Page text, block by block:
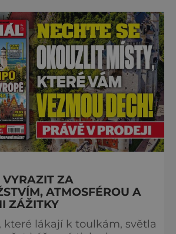
pronáší Gaius Julius
vě
VYRAZIT ZA
ATMOSFÉROU A
ZÁŽITKY
které lákají k toulkám, světla